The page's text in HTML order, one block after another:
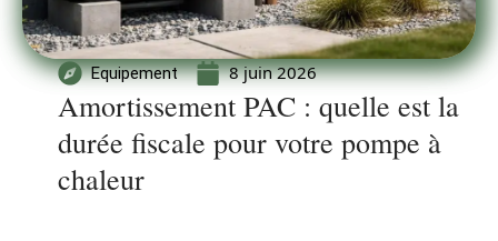
Equipement 8 juin 2026
Amortissement PAC : quelle est la
durée fiscale pour votre pompe à
chaleur